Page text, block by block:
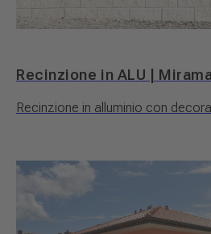
Recinzione in ALU |
Recinzione in alluminio con